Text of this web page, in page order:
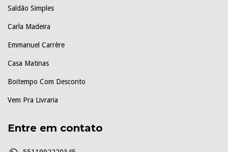
Saldão Simples
Carla Madeira
Emmanuel Carrère
Casa Matinas
Boitempo Com Desconto
Vem Pra Livraria
Entre em contato